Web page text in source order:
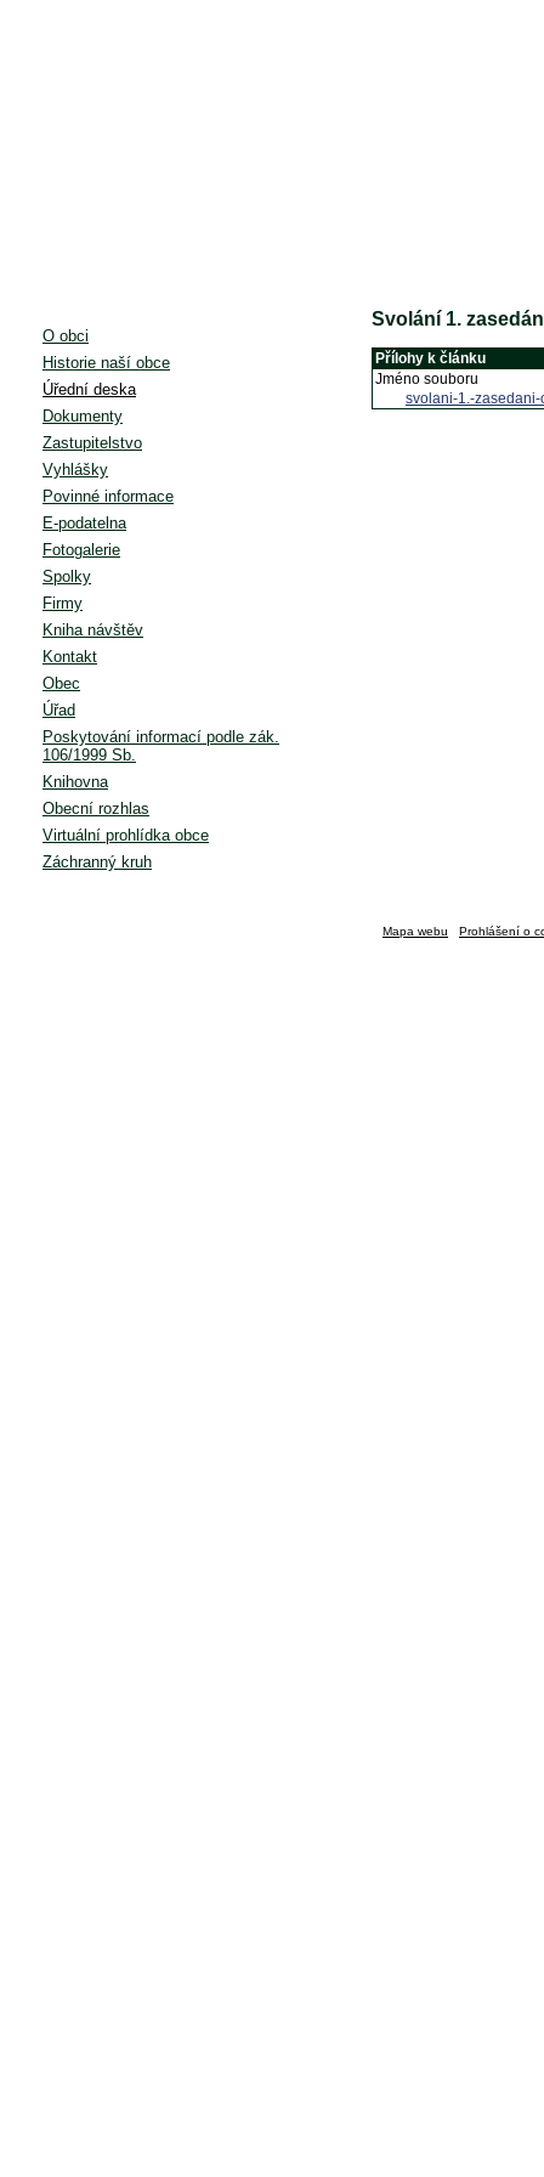
O obci
Historie naší obce
Úřední deska
Dokumenty
Zastupitelstvo
Vyhlášky
Povinné informace
E-podatelna
Fotogalerie
Spolky
Firmy
Kniha návštěv
Kontakt
Obec
Úřad
Poskytování informací podle zák.
106/1999 Sb.
Knihovna
Obecní rozhlas
Virtuální prohlídka obce
Záchranný kruh
Svolání 1.
Přílohy k článku
Jméno souboru
svolani-1.-zasedani-
Mapa webu Prohlášení o